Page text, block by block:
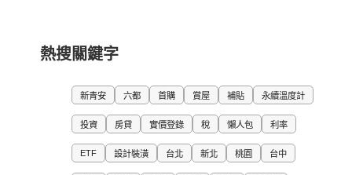
熱搜關鍵字
新青安 六都 首購 賞屋 補貼 永續溫度計
投資 房貸 實價登錄 稅 懶人包 利率
ETF 設計裝潢 台北 新北 桃園 台中